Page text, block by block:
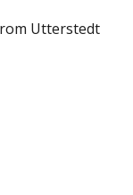
Utterstedt